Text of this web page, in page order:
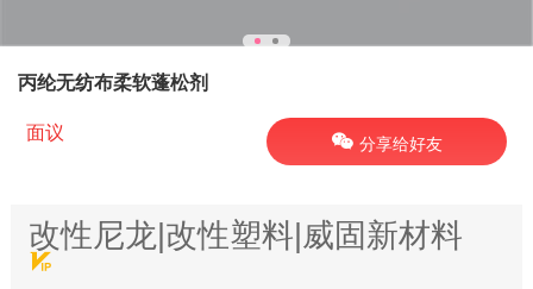
丙纶无纺布柔软蓬松剂
面议
分享给好友
改性尼龙|改性塑料|威固新材料